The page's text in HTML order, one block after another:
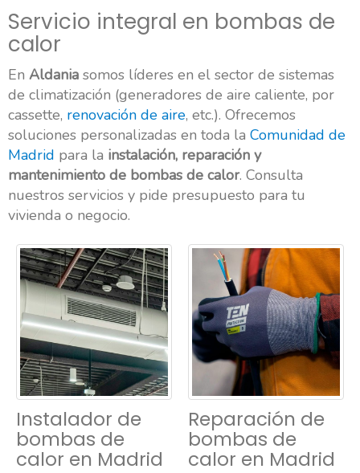
Servicio integral en bombas de
calor
En Aldania somos líderes en el sector de sistemas
de climatización (generadores de aire caliente, por
cassette, renovación de aire, etc.). Ofrecemos
soluciones personalizadas en toda la Comunidad de
Madrid para la instalación, reparación y
mantenimiento de bombas de calor. Consulta
nuestros servicios y pide presupuesto para tu
vivienda o negocio.
Instalador de
bombas de
calor en Madrid
Reparación de
bombas de
calor en Madrid